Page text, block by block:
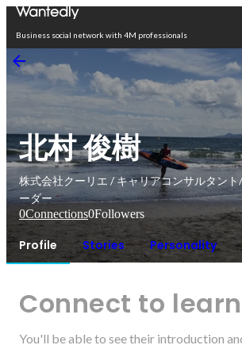
Business social network with 4M professionals
北村 俊樹
株式会社クーリエ / キャリアコンサルタント
ーダー
0Connections0Followers
Profile Stories Personality
Connect to
You'll be able to see their introduction